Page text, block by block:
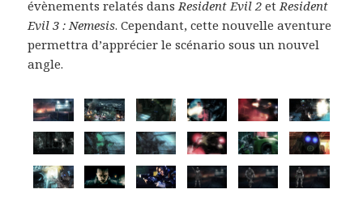
évènements relatés dans Resident Evil 2 et Resident
Evil 3 : Nemesis. Cependant, cette nouvelle aventure
permettra d’apprécier le scénario sous un nouvel
angle.